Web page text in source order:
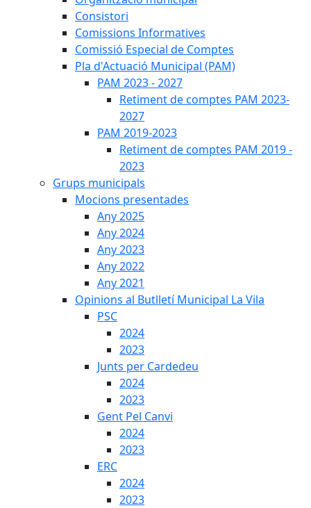
Consistori
Comissions Informatives
Comissió Especial de Comptes
Pla d'Actuació Municipal (PAM)
PAM 2023 - 2027
Retiment de comptes PAM 2023-
2027
PAM 2019-2023
Retiment de comptes PAM 2019 -
2023
Grups municipals
Mocions presentades
Any 2025
Any 2024
Any 2023
Any 2022
Any 2021
Opinions al Butlletí Municipal La Vila
PSC
2024
2023
Junts per Cardedeu
2024
2023
Gent Pel Canvi
2024
2023
ERC
2024
2023